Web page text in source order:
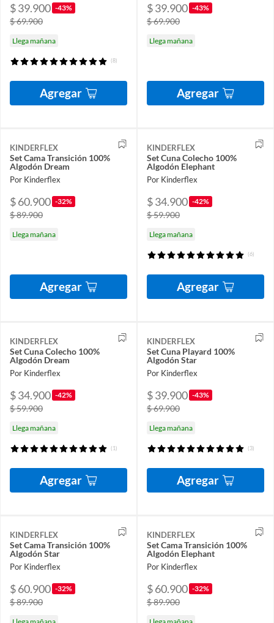
$ 39.900 -43%
$ 69.900
Llega mañana
(8)
Agregar
$ 39.900 -43%
$ 69.900
Llega mañana
Agregar
KINDERFLEX
Set Cama Transición 100%
Algodón Dream
Por Kinderflex
$ 60.900 -32%
$ 89.900
Llega mañana
Agregar
KINDERFLEX
Set Cuna Colecho 100%
Algodón Elephant
Por Kinderflex
$ 34.900 -42%
$ 59.900
Llega mañana
(6)
Agregar
KINDERFLEX
Set Cuna Colecho 100%
Algodón Dream
Por Kinderflex
$ 34.900 -42%
$ 59.900
Llega mañana
(1)
Agregar
KINDERFLEX
Set Cuna Playard 100%
Algodón Star
Por Kinderflex
$ 39.900 -43%
$ 69.900
Llega mañana
(3)
Agregar
KINDERFLEX
Set Cama Transición 100%
Algodón Star
Por Kinderflex
$ 60.900 -32%
$ 89.900
KINDERFLEX
Set Cama Transición 100%
Algodón Elephant
Por Kinderflex
$ 60.900 -32%
$ 89.900